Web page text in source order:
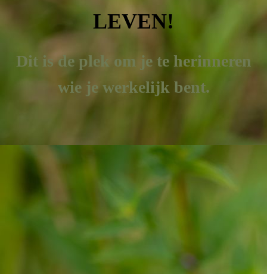
LEVEN!
Dit is de plek om je te herinneren
wie je werkelijk bent.